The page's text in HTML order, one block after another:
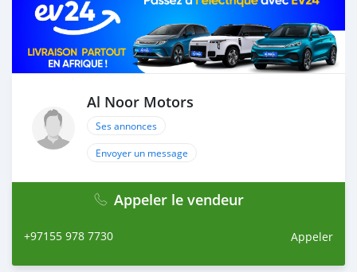
have a wide range of cars and you can be assured that
you will find the best quality cars here at a good
bargain. If you wish to visit any of our companies
around globe to purchase directly, FOB or CIF rates can
negotiable and all inquiries are welcome.
SHIPMENT
We p
Al Noor Motors
Ses annonces
Envoyer un message
Appeler le vendeur
+97155 978 7730 Appeler